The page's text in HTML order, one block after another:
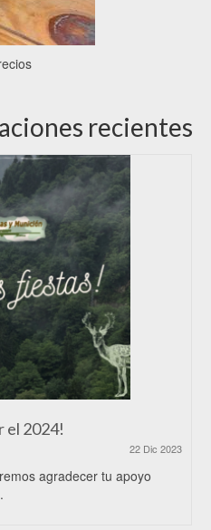
recientes
el 2024!
22 Dic 2023
agradecer tu apoyo